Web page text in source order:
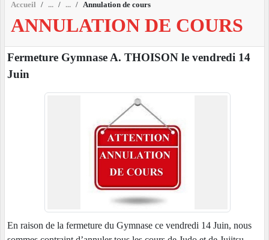
Accueil Annulation de cours
ANNULATION DE COURS
Fermeture Gymnase A. THOISON le vendredi 14
Juin
En raison de la fermeture du Gymnase ce vendredi 14 Juin, nous